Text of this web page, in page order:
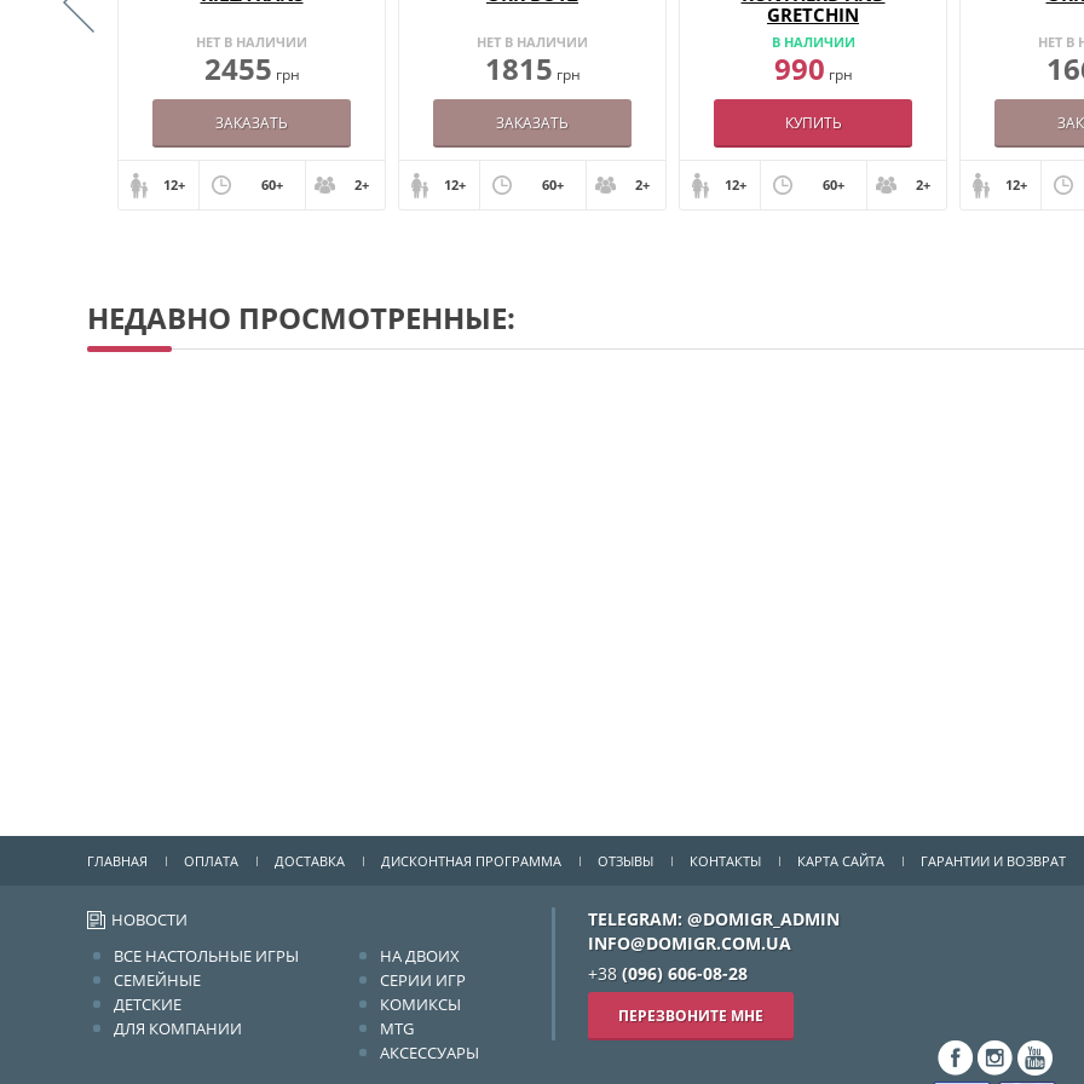
НЕТ В НАЛИЧИИ
2455 грн
ЗАКАЗАТЬ
12+ 60+ 2+
НЕТ В НАЛИЧИИ
1815 грн
ЗАКАЗАТЬ
12+ 60+ 2+
GRETCHIN
В НАЛИЧИИ
990 грн
КУПИТЬ
12+ 60+ 2+
НЕТ В
12+
НЕДАВНО ПРОСМОТРЕННЫЕ:
ГЛАВНАЯ ОПЛАТА ДОСТАВКА ДИСКОНТНАЯ ПРОГРАММА ОТЗЫВЫ КОНТАКТЫ КАРТА САЙТА ГАРАНТИИ И ВОЗВРАТ
НОВОСТИ
ВСЕ НАСТОЛЬНЫЕ ИГРЫ
СЕМЕЙНЫЕ
ДЕТСКИЕ
ДЛЯ КОМПАНИИ
НА ДВОИХ
СЕРИИ ИГР
КОМИКСЫ
MTG
АКСЕССУАРЫ
TELEGRAM: @DOMIGR_ADMIN
INFO@DOMIGR.COM.UA
+38 (096) 606-08-28
ПЕРЕЗВОНИТЕ МНЕ